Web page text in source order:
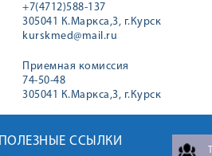
+7(4712)588-137
305041 К.Маркса,3, г.Курск
kurskmed@mail.ru
Приемная комиссия
74-50-48
305041 К.Маркса,3, г.Курск
ПОЛЕЗНЫЕ ССЫЛКИ